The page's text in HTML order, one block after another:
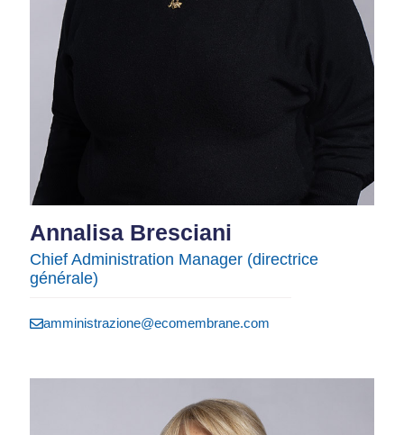
Annalisa Bresciani
Chief Administration Manager (directrice
générale)
amministrazione@ecomembrane.com